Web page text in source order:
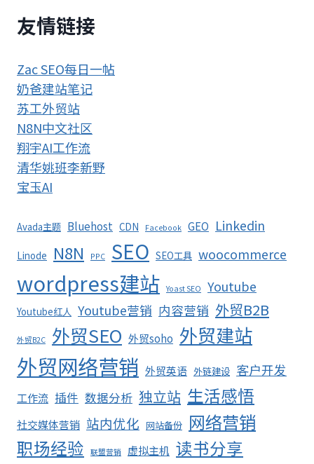
友情链接
Zac SEO每日一帖
奶爸建站笔记
苏工外贸站
N8N中文社区
翔宇AI工作流
清华姚班李新野
宝玉AI
Avada主题 Bluehost CDN Facebook GEO Linkedin
Linode N8N PPC SEO SEO工具 woocommerce
wordpress建站 Yoast SEO Youtube
Youtube红人 Youtube营销 内容营销 外贸B2B
外贸B2C 外贸SEO 外贸soho 外贸建站
外贸网络营销 外贸英语 外链建设 客户开发
工作流 插件 数据分析 独立站 生活感悟
社交媒体营销 站内优化 网站备份 网络营销
职场经验 联盟营销 虚拟主机 读书分享